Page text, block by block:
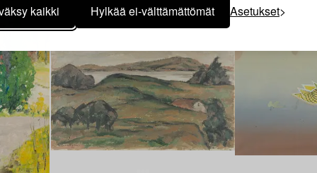
kaikki Hylkää ei-välttämättömät Asetukset